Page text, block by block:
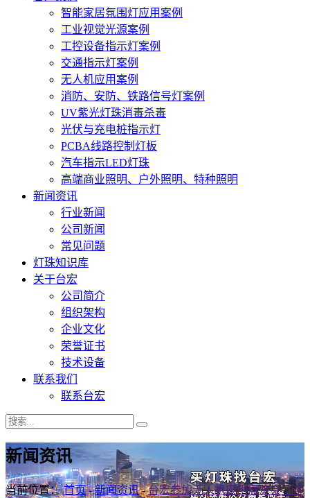
智能家居氛围灯应用案例
工业视觉光源案例
工控设备指示灯案例
交通指示灯案例
无人机应用案例
消防、安防、铁路信号灯案例
UV紫光灯珠消毒杀毒
光伏与充电桩指示灯
PCBA线路控制灯板
汽车指示LED灯珠
高端商业照明、户外照明、特种照明
新闻资讯
行业新闻
公司新闻
常见问题
灯珠知识库
关于台宏
公司简介
组织架构
企业文化
荣誉证书
技术设备
联系我们
联系台宏
新闻资讯
当前位置：首页-新闻资讯-台宏参加无人机应用展览会，讨